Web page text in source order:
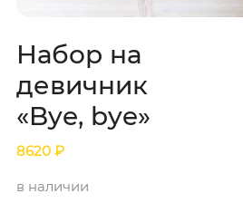
Набор на
девичник
«Bye, bye»
8620 ₽
в наличии